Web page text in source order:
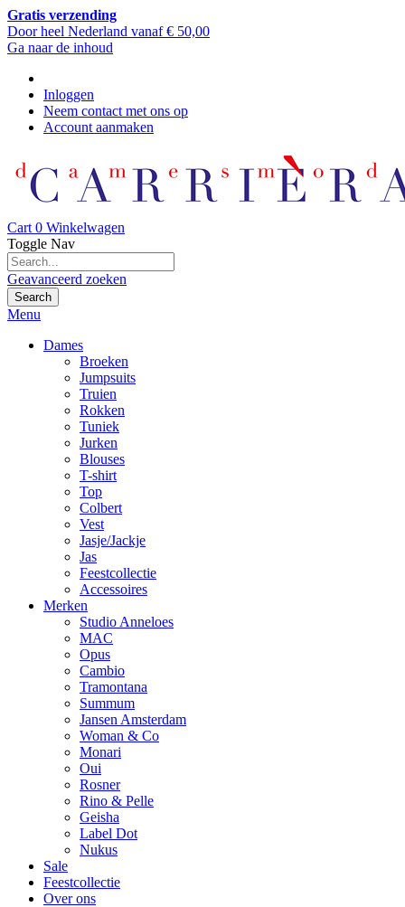
Gratis verzending
Door heel Nederland vanaf € 50,00
Ga naar de inhoud
Inloggen
Neem contact met ons op
Account aanmaken
Cart 0 Winkelwagen
Toggle Nav
Geavanceerd zoeken
Search
Menu
Dames
Broeken
Jumpsuits
Truien
Rokken
Tuniek
Jurken
Blouses
T-shirt
Top
Colbert
Vest
Jasje/Jackje
Jas
Feestcollectie
Accessoires
Merken
Studio Anneloes
MAC
Opus
Cambio
Tramontana
Summum
Jansen Amsterdam
Woman & Co
Monari
Oui
Rosner
Rino & Pelle
Geisha
Label Dot
Nukus
Sale
Feestcollectie
Over ons